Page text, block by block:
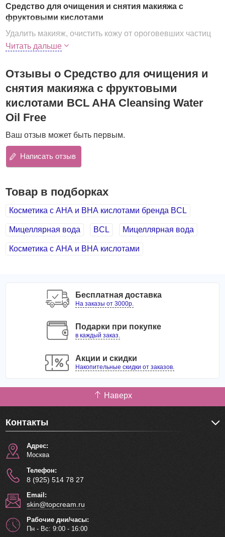
Средство для очищения и снятия макияжа с
фруктовыми кислотами
Удалить макияж, очистить кожу от ороговевших частиц
эпидермиса, а также увлажнить кожу одним средством!
обеспечивает бережное очищение от декоративной
косметики, в том числе и с глаз. Позволяет сделать
чистой и поверхность кожи, и ее поры, оказывая
пилинговое действие.
Многофункциональная очищающая вода на
безмасляной основе содержит AHA-кислоты,
АНА-кислоты (фруктовые кислоты)
средства оказывают уникальное воздействие на кожу,
растворяют связи между ороговевшими чешуйками.
помогают справиться с различными воспалительными
процессами, оказывают антиоксидантное действие и
стимулируют синтез коллагена, благодаря чему
улучшается эластичность кожи.
увлажняющее действие,нано-коллагенукрепляет кожу
и способствует разглаживанию морщин,
семян камелии и гликосфинголипиды рисовых
успокаивают и смягчают кожу, оздоравливают
В составе средства НЕТ масел, спирта, парабенов и
красителей. Является слабокислотным средством и
кожи, а также для демакияжа наращенных ресниц.
Способ применения: Обильно смочить средством
ватный диск, легкими движениями протереть кожу с
смоченный средством диск к векам и ресницам, затем
Объем: 400 мл
Читать дальше
Отзывы о Средство для очищения и
снятия макияжа с фруктовыми
кислотами BCL AHA Cleansing Water
Oil Free
Ваш отзыв может быть первым.
Написать отзыв
Товар в подборках
Косметика с АНА и ВНА кислотами бренда BCL
Мицеллярная вода BCL Мицеллярная вода
Косметика с АНА и ВНА кислотами
Бесплатная доставка
На заказы от 3000р.
Подарки при покупке
в каждый заказ.
Акции и скидки
Накопительные скидки от заказов.
Наверх
Контакты
Адрес:
Москва
Телефон:
8 (925) 514 78 27
Email:
skin@topcream.ru
Рабочие дни/часы:
Пн - Вс: 9:00 - 16:00